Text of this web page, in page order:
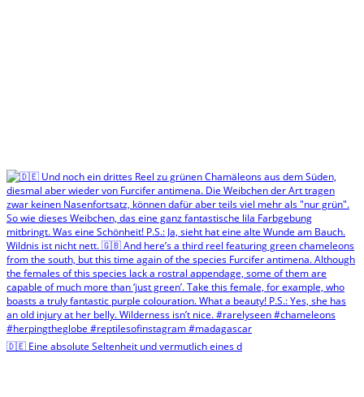
🇩🇪 Eine absolute Seltenheit und vermutlich eines d